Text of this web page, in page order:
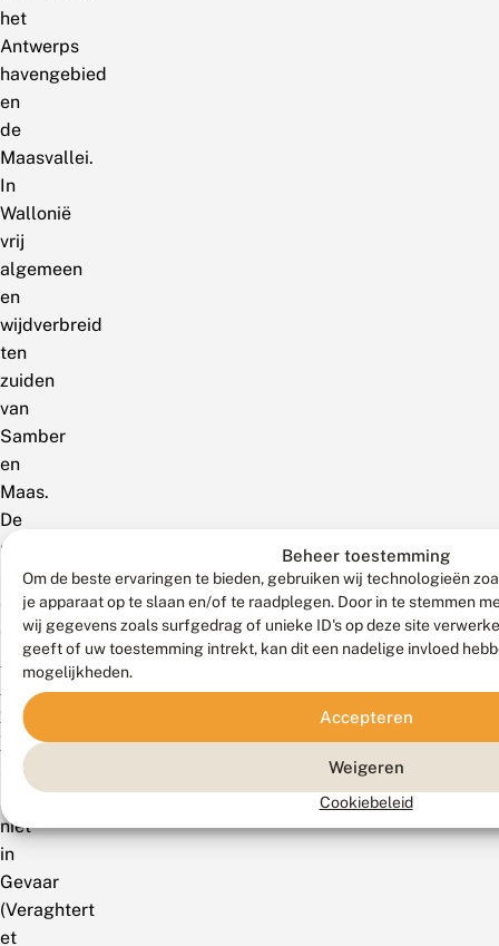
Beheer toestemming
Om de beste ervaringen te bieden, gebruiken wij technologieën
je apparaat op te slaan en/of te raadplegen. Door in te stemmen
wij gegevens zoals surfgedrag of unieke ID's op deze site
geeft of uw toestemming intrekt, kan dit een nadelige invloed
mogelijkheden.
Accepteren
Weigeren
Cookiebeleid
het
Antwerps
havengebied
en
de
Maasvallei.
In
Wallonië
vrij
algemeen
en
wijdverbreid
ten
zuiden
van
Samber
en
Maas.
De
soort
staat
Rode
van
Vlaanderen
als
Momenteel
niet
in
Gevaar
(Veraghtert
et